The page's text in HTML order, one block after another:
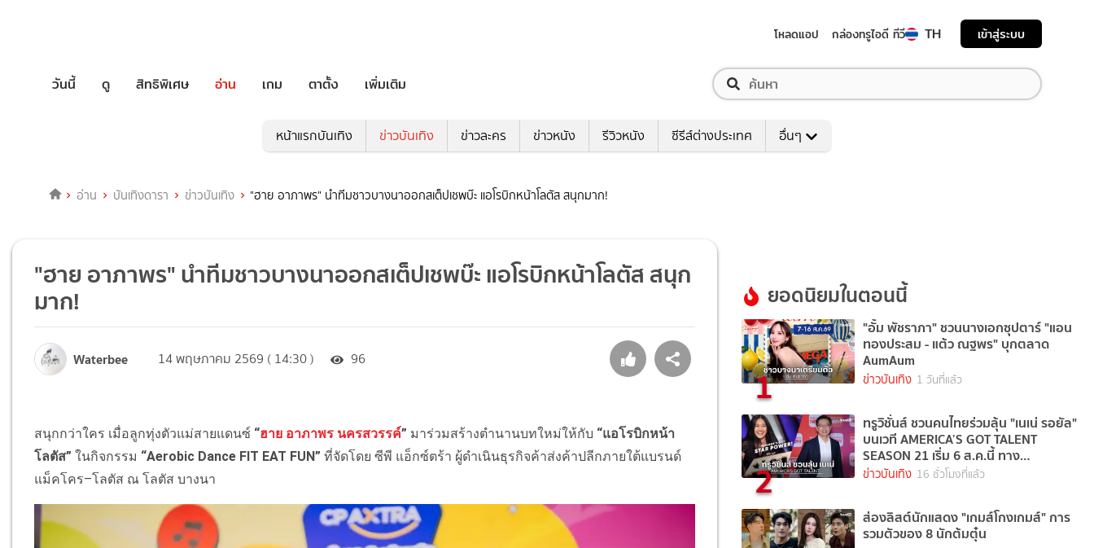
โหลดแอป กล่องทรูไอดี ทีวี TH เข้าสู่ระบบ
วันนี้ ดู สิทธิพิเศษ อ่าน เกม ตาตั้ง เพิ่มเติม
หน้าแรกบันเทิง ข่าวบันเทิง ข่าวละคร ข่าวหนัง รีวิวหนัง ซีรีส์ต่างประเทศ อื่นๆ
อ่าน บันเทิงดารา ข่าวบันเทิง "ฮาย อาภาพร" นำทีมชาวบางนาออกสเต็ปเชพบ๊ะ แอโรบิกหน้าโลตัส สนุกมาก!
"ฮาย อาภาพร" นำทีมชาวบางนาออกสเต็ปเชพบ๊ะ แอโรบิกหน้าโลตัส สนุก
มาก!
Waterbee 14 พฤษภาคม 2569 ( 14:30 ) 96
สนุกกว่าใคร เมื่อลูกทุ่งตัวแม่สายแดนซ์ “ฮาย อาภาพร นครสวรรค์” มาร่วมสร้างตำนานบทใหม่ให้กับ “แอโรบิกหน้า
โลตัส” ในกิจกรรม “Aerobic Dance FIT EAT FUN”ที่จัดโดย ซีพี แอ็กซ์ตร้า ผู้ดำเนินธุรกิจค้าส่งค้าปลีกภายใต้แบรนด์
แม็คโคร–โลตัส ณ โลตัส บางนา
ยอดนิยมในตอนนี้
1
"อั้ม พัชราภา" ชวนนางเอกซุปตาร์ "แอน
ทองประสม - แต้ว ณฐพร" บุกตลาด
AumAum
ข่าวบันเทิง 1 วันที่แล้ว
2
ทรูวิชั่นส์ ชวนคนไทยร่วมลุ้น "เนเน่ รอยัล"
บนเวที AMERICA’S GOT TALENT
SEASON 21 เริ่ม 6 ส.ค.นี้ ทาง
TrueVisions NOW
ข่าวบันเทิง 16 ชั่วโมงที่แล้ว
ส่องลิสต์นักแสดง "เกมส์โกงเกมส์" การ
รวมตัวของ 8 นักต้มตุ๋น